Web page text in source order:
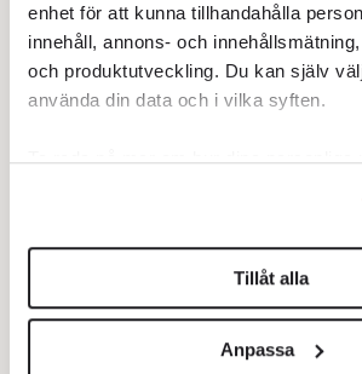
enhet för att kunna tillhandahålla
innehåll, annons- och
och produktutveckling. Du kan själv
använda din data och i vilka syften.
Ta reda på mer om hur dina personliga
Du kan ändra eller dra tillbaka ditt
helst från cookie-förklaringen.
Vi använder enhetsidentifierare för att
för sociala medier och analysera vår
Tillåt alla
Anpassa
VILKET FÖR OSS TILLAnn
just skrivit en bok om hur hon